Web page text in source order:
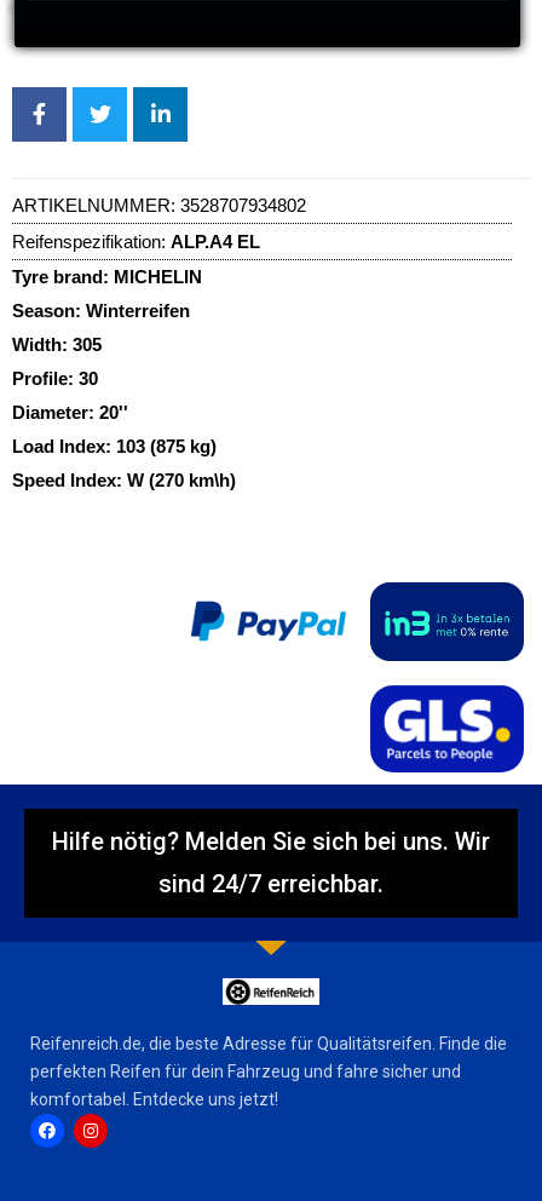
ARTIKELNUMMER: 3528707934802
Reifenspezifikation: ALP.A4 EL
Tyre brand: MICHELIN
Season: Winterreifen
Width: 305
Profile: 30
Diameter: 20''
Load Index: 103 (875 kg)
Speed Index: W (270 km\h)
Hilfe nötig? Melden Sie sich bei uns. Wir
sind 24/7 erreichbar.
Reifenreich.de, die beste Adresse für Qualitätsreifen. Finde die
perfekten Reifen für dein Fahrzeug und fahre sicher und
komfortabel. Entdecke uns jetzt!